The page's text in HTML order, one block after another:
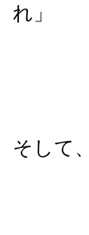
れ」
そして